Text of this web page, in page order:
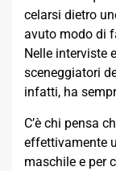
celarsi dietro
avuto modo di
Nelle interviste
sceneggiatori
infatti, ha
C’è chi pensa
effettivamente
maschile e per